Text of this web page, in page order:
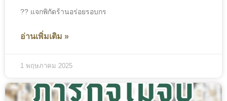
?? แจกพิกัดร้านอร่อยรอบกร
อ่านเพิ่มเติม »
1 พฤษภาคม 2025